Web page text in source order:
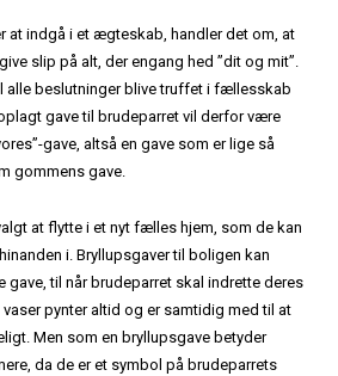
at indgå i et ægteskab, handler det om, at
slip på alt, der engang hed ”dit og mit”.
alle beslutninger blive truffet i fællesskab
gave til brudeparret vil derfor være
gave, altså en gave som er lige så
gommens gave.
at flytte i et nyt fælles hjem, som de kan
i. Bryllupsgaver til boligen kan
til når brudeparret skal indrette deres
pynter altid og er samtidig med til at
Men som en bryllupsgave betyder
da de er et symbol på brudeparrets